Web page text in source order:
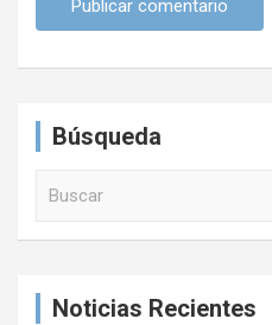
Búsqueda
Noticias Recientes